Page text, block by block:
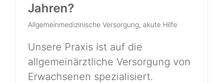
Jahren?
Allgemeinmedizinische Versorgung, akute Hilfe
Unsere Praxis ist auf die
allgemeinärztliche Versorgung von
Erwachsenen spezialisiert.